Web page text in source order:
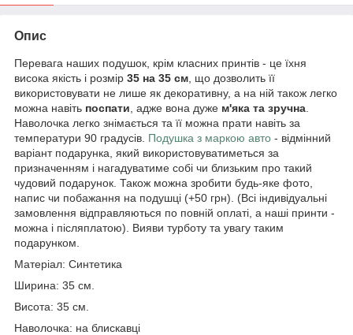
Опис
Перевага наших подушок, крім класних принтів - це їхня
висока якість і розмір 35 на 35 см , що дозволить її
використовувати не лише як декоративну, а на ній також легко
можна навіть поспати , адже вона дуже м'яка та зручна
Наволочка легко знімається та її можна прати навіть за
температури 90 градусів. Подушка з маркою авто - відмінний
варіант подарунка, який використовуватиметься за
призначенням і нагадуватиме собі чи близьким про такий
чудовий подарунок. Також можна зробити будь-яке фото,
напис чи побажання на подушці (+50 грн). (Всі індивідуальні
замовлення відправляються по повній оплаті, а наші принти -
можна і післяплатою). Вияви турботу та увагу таким
подарунком.
Матеріал: Синтетика
Ширина: 35 см.
Висота: 35 см.
Наволочка: на блискавці